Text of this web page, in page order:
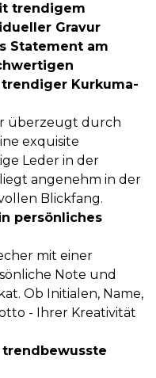
trendigem
Gravur
Statement am
Kurkuma-
überzeugt durch
exquisite
Leder in der
angenehm in der
Blickfang.
persönliches
mit einer
Note und
Ob Initialen, Name,
- Ihrer Kreativität